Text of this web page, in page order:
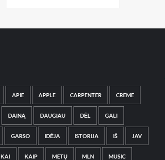
APIE APPLE CARPENTER CREME
DAINĄ DAUGIAU DĖL GALI
GARSO IDĖJA ISTORIJA IŠ JAV
KAI KAIP METŲ MLN MUSIC